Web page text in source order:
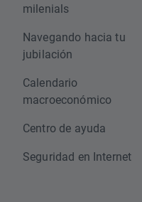
milenials
Navegando hacia tu
jubilación
Calendario
macroeconómico
Centro de ayuda
Seguridad en Internet